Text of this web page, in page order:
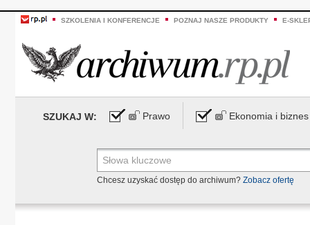
SZKOLENIA I KONFERENCJE POZNAJ NASZE PRODUKTY E-
SZUKAJ W: Prawo Ekonomia i biznes
Chcesz uzyskać dostęp do archiwum? Zobacz ofertę